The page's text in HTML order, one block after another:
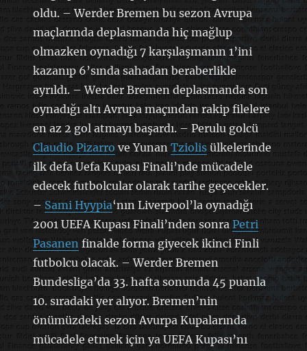
oldu. – Werder Bremen bu sezon Avrupa
maçlarında deplasmanda hiç mağlup
olmazken oynadığı 7 karşılaşmanın 1’ini
kazanıp 6’sında sahadan beraberlikle
ayrıldı. – Werder Bremen deplasmanda son
oynadığı altı Avrupa maçından rakip filelere
en az 2 gol atmayı başardı. – Perulu golcü
Claudio Pizarro ve YunanTziolisülkelerinde
ilk defa Uefa Kupası Finali’nde mücadele
edecek futbolcular olarak tarihe geçecekler.
– Sami Hyypia‘nın Liverpool’la oynadığı
2001 UEFA Kupası Finali’nden sonra Petri
Pasanenfinalde forma giyecek ikinci Finli
futbolcu olacak. – Werder Bremen
Bundesliga’da 33. hafta sonunda 45 puanla
10. sıradaki yer alıyor. Bremen’nin
önümüzdeki sezon Avurpa Kupalarında
mücadele etmek için ya UEFA Kupası’nı